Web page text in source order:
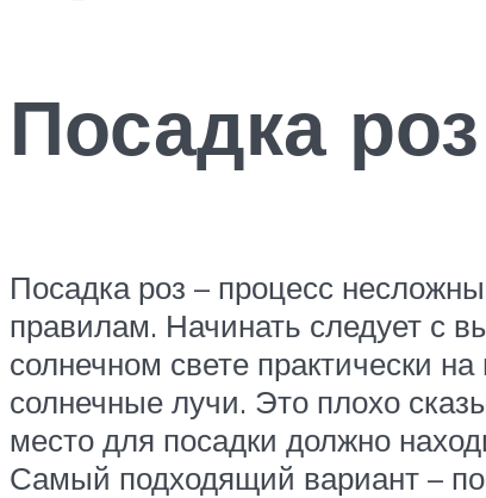
Посадка роз
Посадка роз – процесс
правилам. Начинать следует с
солнечном свете практически
солнечные лучи. Это плохо
место для посадки должно
Самый подходящий вариант –